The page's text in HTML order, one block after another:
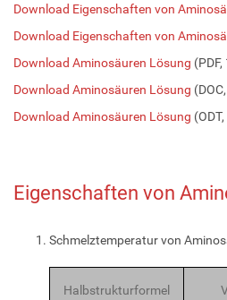
Download Eigenschaften von
Download Eigenschaften von
Download Aminosäuren Lösung (PDF,
Download Aminosäuren Lösung
Download Aminosäuren Lösung
Eigenschaften von
Schmelztemperatur von
Halbstrukturformel